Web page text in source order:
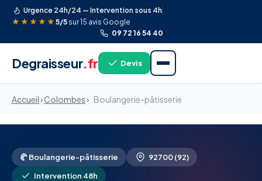
Urgence 24h/24 — Intervention sous 4h
★★★★★ 5/5 sur 15 avis Google
09 72 16 54 40
Degraisseur.fr Devis
Accueil›Colombes› Boulangerie-pâtisserie
🥐 Boulangerie-pâtisserie
92700 (92)
Intervention 48h